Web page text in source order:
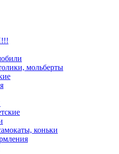
мольберты
коньки